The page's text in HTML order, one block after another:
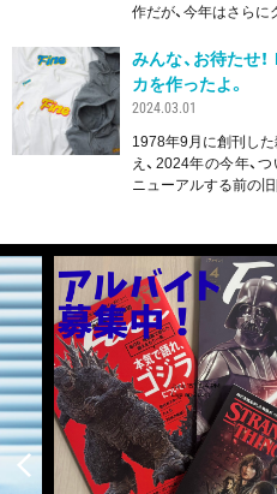
作だが、今年はさら
みんな、お待たせ
カを作ったよ。
2024.03.01
1978年9月に創刊した
え、2024年の今年、
ニューアルする前の